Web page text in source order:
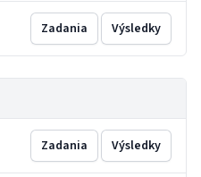
Zadania Výsledky
Zadania Výsledky